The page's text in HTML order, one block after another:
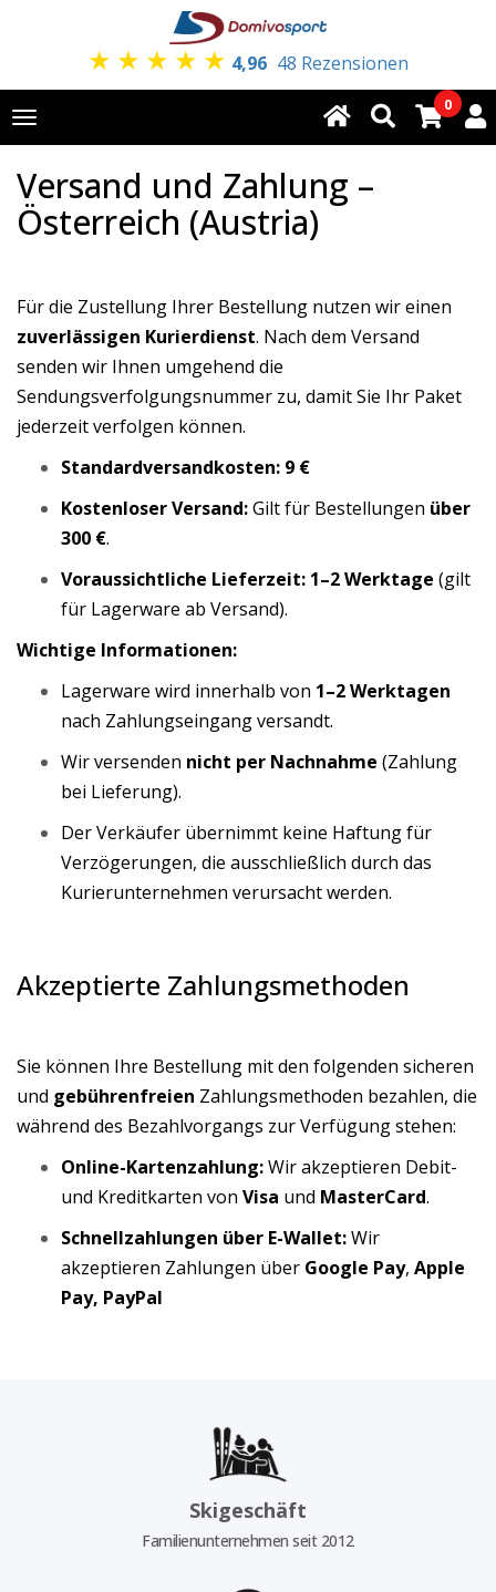
★ ★ ★ ★ ★ 4,96 48 Rezensionen
Toggle
navigation
0
Versand und Zahlung –
Österreich (Austria)
Für die Zustellung Ihrer Bestellung nutzen wir einen
zuverlässigen Kurierdienst. Nach dem Versand
senden wir Ihnen umgehend die
Sendungsverfolgungsnummer zu, damit Sie Ihr Paket
jederzeit verfolgen können.
Standardversandkosten: 9 €
Kostenloser Versand:Gilt für Bestellungen über
300 €.
Voraussichtliche Lieferzeit: 1–2 Werktage (gilt
für Lagerware ab Versand).
Wichtige Informationen:
Lagerware wird innerhalb von 1–2 Werktagen
nach Zahlungseingang versandt.
Wir versenden nicht per Nachnahme (Zahlung
bei Lieferung).
Der Verkäufer übernimmt keine Haftung für
Verzögerungen, die ausschließlich durch das
Kurierunternehmen verursacht werden.
Akzeptierte Zahlungsmethoden
Sie können Ihre Bestellung mit den folgenden sicheren
und gebührenfreien Zahlungsmethoden bezahlen, die
während des Bezahlvorgangs zur Verfügung stehen:
Online-Kartenzahlung:Wir akzeptieren Debit-
und Kreditkarten von Visa und MasterCard.
Schnellzahlungen über E-Wallet:Wir
akzeptieren Zahlungen über Google Pay, Apple
Pay, PayPal
Skigeschäft
Familienunternehmen seit 2012